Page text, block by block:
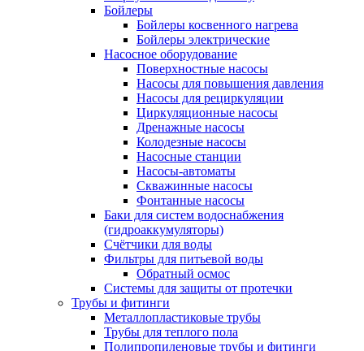
Бойлеры
Бойлеры косвенного нагрева
Бойлеры электрические
Насосное оборудование
Поверхностные насосы
Насосы для повышения давления
Насосы для рециркуляции
Циркуляционные насосы
Дренажные насосы
Колодезные насосы
Насосные станции
Насосы-автоматы
Скважинные насосы
Фонтанные насосы
Баки для систем водоснабжения
(гидроаккумуляторы)
Счётчики для воды
Фильтры для питьевой воды
Обратный осмос
Системы для защиты от протечки
Трубы и фитинги
Металлопластиковые трубы
Трубы для теплого пола
Полипропиленовые трубы и фитинги